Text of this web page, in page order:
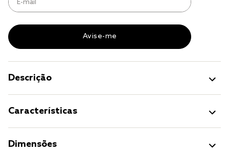
Descrição
Características
Dimensões